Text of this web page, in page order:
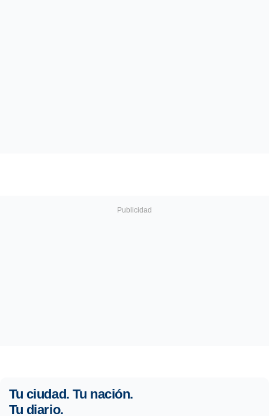
Tu ciudad. Tu nación.
Tu diario.